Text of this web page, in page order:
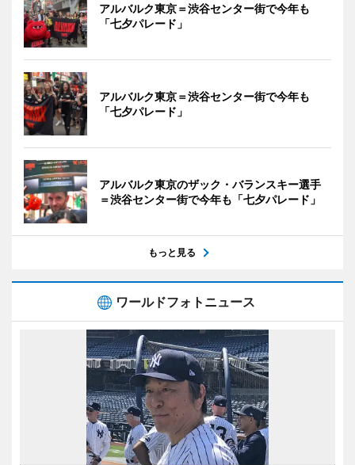
アルバルク東京＝渋谷センター街で今年も
「七夕パレード」
アルバルク東京＝渋谷センター街で今年も
「七夕パレード」
アルバルク東京のザック・バランスキー選手
＝渋谷センター街で今年も「七夕パレード」
もっと見る
ワールドフォトニュース